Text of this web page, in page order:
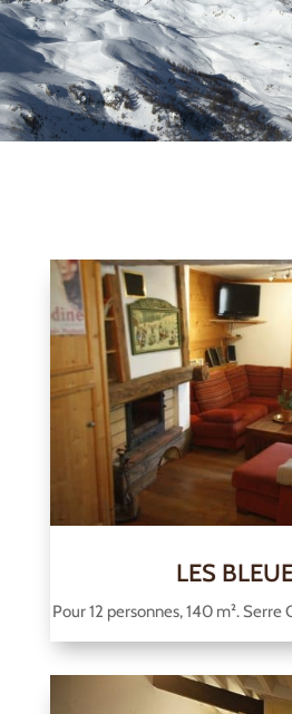
LES
Pour 12 personnes, 140 m².